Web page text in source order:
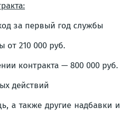
за первый год службы
210 000 руб.
контракта — 800 000 руб.
действий
а также другие надбавки и